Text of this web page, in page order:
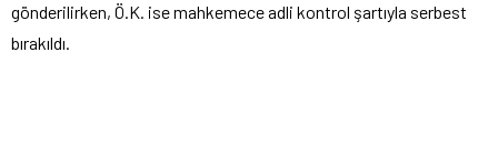
gönderilirken, Ö.K. ise mahkemece adli kontrol şartıyla serbest
bırakıldı.